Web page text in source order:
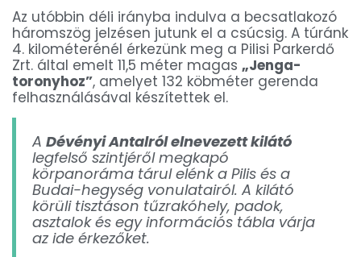
Az utóbbin déli irányba indulva a becsatlakozó
háromszög jelzésen jutunk el a csúcsig. A túránk
4. kilométerénél érkezünk meg a Pilisi Parkerdő
Zrt. által emelt 11,5 méter magas „Jenga-
toronyhoz”, amelyet 132 köbméter gerenda
felhasználásával készítettek el.
A Dévényi Antalról elnevezett kilátó
legfelső szintjéről megkapó
körpanoráma tárul elénk a Pilis és a
Budai-hegység vonulatairól. A kilátó
körüli tisztáson tűzrakóhely, padok,
asztalok és egy információs tábla várja
az ide érkezőket.